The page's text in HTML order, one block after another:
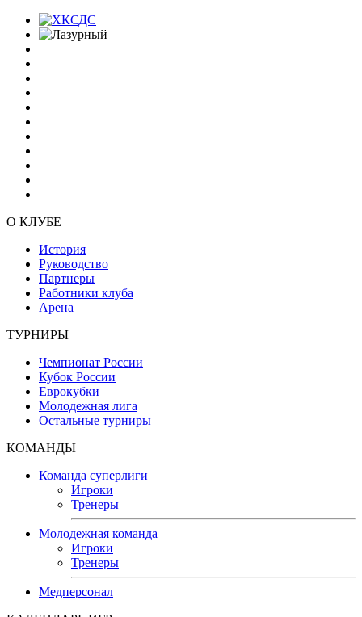
О КЛУБЕ
История
Руководство
Партнеры
Работники клуба
Арена
ТУРНИРЫ
Чемпионат России
Кубок России
Еврокубки
Молодежная лига
Остальные турниры
КОМАНДЫ
Команда суперлиги
Игроки
Тренеры
Молодежная команда
Игроки
Тренеры
Медперсонал